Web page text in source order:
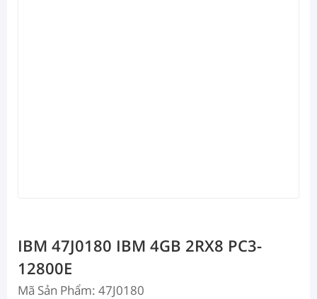
IBM 47J0180 IBM 4GB 2RX8 PC3-
12800E
Mã Sản Phẩm: 47J0180